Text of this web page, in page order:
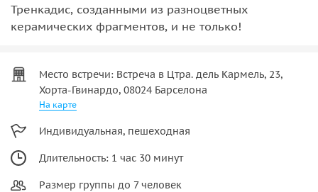
Тренкадис, созданными из разноцветных
керамических фрагментов, и не только!
Место встречи: Встреча в Цтра. дель Кармель, 23,
Хорта-Гвинардо, 08024 Барселона
На карте
Индивидуальная, пешеходная
Длительность: 1 час 30 минут
Размер группы до 7 человек